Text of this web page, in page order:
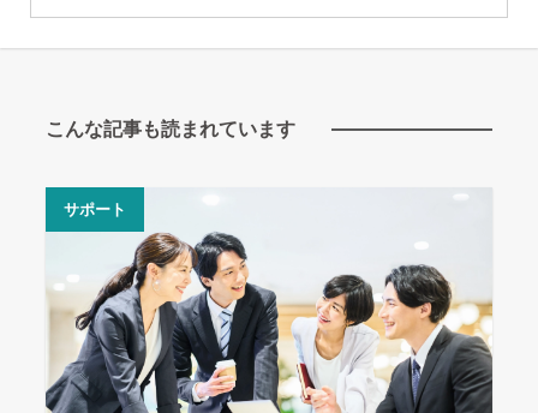
こんな記事も読まれています
サポート